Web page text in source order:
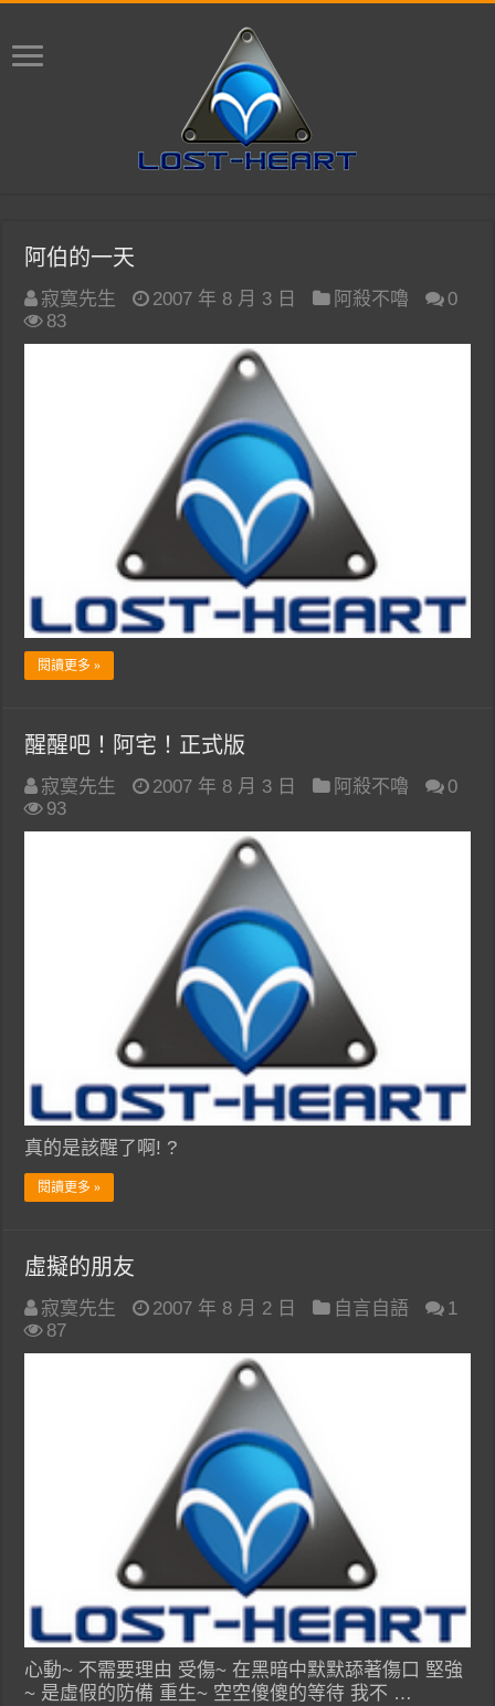
阿伯的一天
寂寞先生 2007 年 8 月 3 日 阿殺不嚕
0
83
閱讀更多 »
醒醒吧！阿宅！正式版
寂寞先生 2007 年 8 月 3 日 阿殺不嚕
0
93
真的是該醒了啊! ?
閱讀更多 »
虛擬的朋友
寂寞先生 2007 年 8 月 2 日 自言自語
1
87
心動~ 不需要理由 受傷~ 在黑暗中默默舔著傷口 堅強
~ 是虛假的防備 重生~ 空空傻傻的等待 我不 …